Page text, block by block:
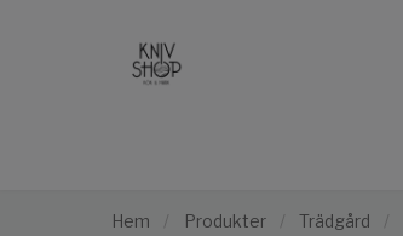
Hem / Produkter / Trädgård /